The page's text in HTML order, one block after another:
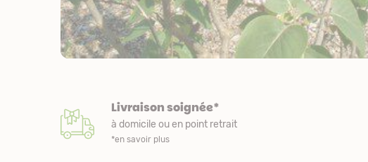
Livraison soignée*
à domicile ou en point retrait
*en savoir plus